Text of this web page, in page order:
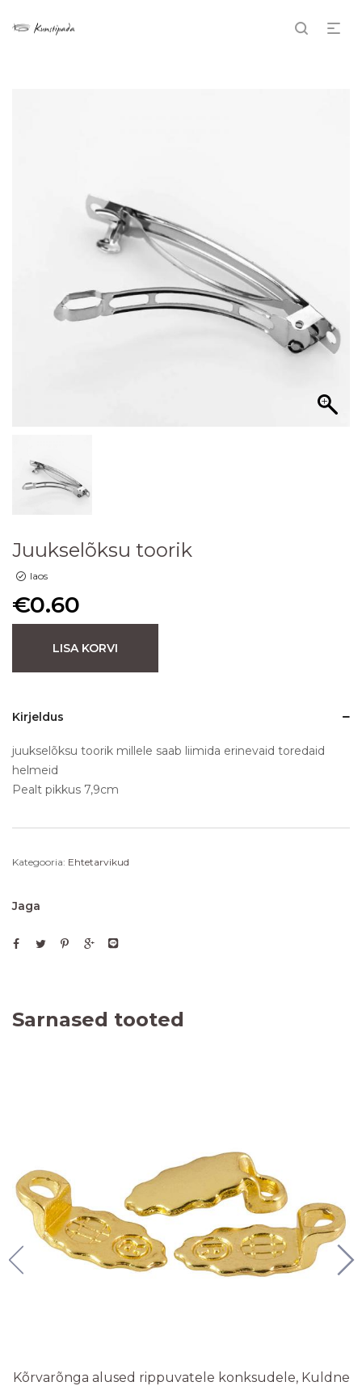
Juukselõksu toorik
laos
€0.60
LISA KORVI
Kirjeldus
juukselõksu toorik millele saab liimida erinevaid toredaid
helmeid
Pealt pikkus 7,9cm
Kategooria: Ehtetarvikud
Jaga
Sarnased tooted
Kõrvarõnga alused rippuvatele konksudele, Kuldne